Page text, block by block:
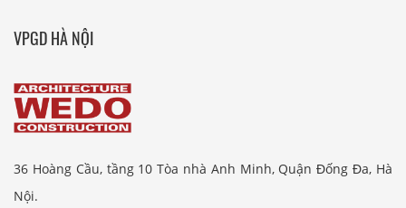
VPGD HÀ NỘI
36 Hoàng Cầu, tầng 10 Tòa nhà Anh Minh, Quận Đống Đa, Hà
Nội.